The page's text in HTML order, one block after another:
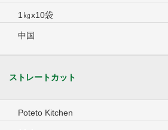
1㎏x10袋
中国
ストレートカット
Poteto Kitchen